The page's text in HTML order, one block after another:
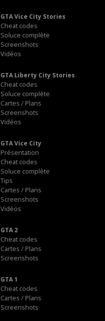
GTA Vice City Stories
Cheat codes
Soluce complète
Screenshots
Vidéos
GTA Liberty City Stories
Cheat codes
Soluce complète
Cartes / Plans
Screenshots
Vidéos
GTA Vice City
Présentation
Cheat codes
Soluce complète
Tips
Cartes / Plans
Screenshots
Vidéos
GTA 2
Cheat codes
Cartes / Plans
Screenshots
GTA 1
Cheat codes
Cartes / Plans
Screenshots